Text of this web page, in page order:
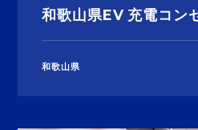
和歌山県EV 充電コン
和歌山県